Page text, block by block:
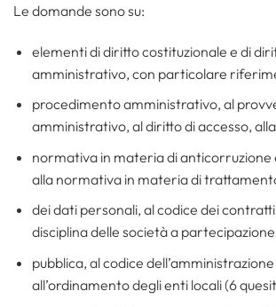
Le domande sono su:
elementi di diritto costituzionale e di
amministrativo, con particolare
procedimento amministrativo, al
amministrativo, al diritto di accesso, alla
normativa in materia di anticorruzione
alla normativa in materia di
dei dati personali, al codice dei
disciplina delle società a partecipazione
pubblica, al codice
all’ordinamento degli enti locali (6